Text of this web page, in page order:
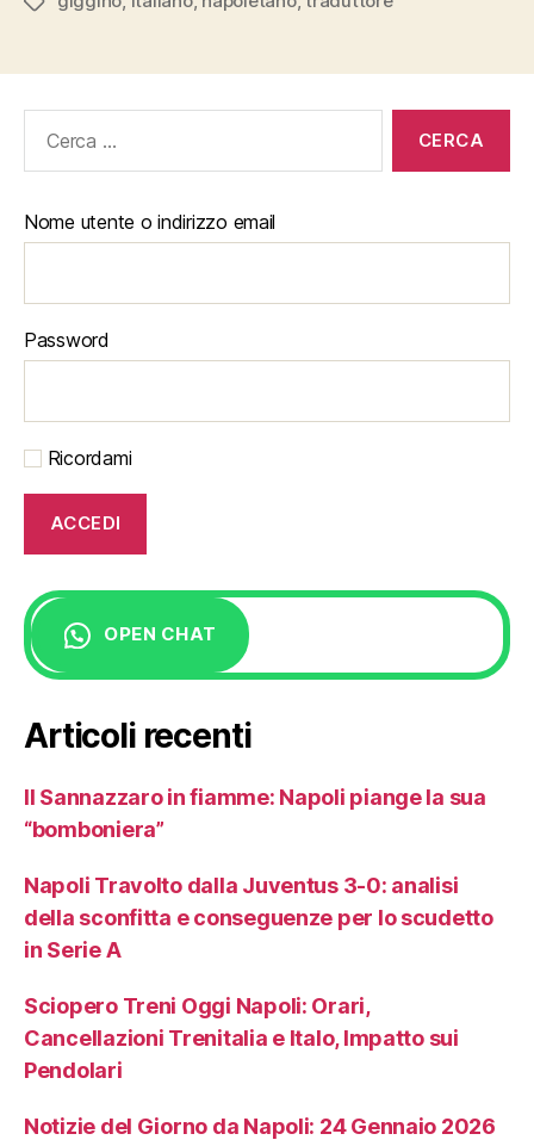
Nome utente o indirizzo email
Password
Ricordami
OPEN CHAT
Articoli recenti
Il Sannazzaro in fiamme: Napoli piange la sua
“bomboniera”
Napoli Travolto dalla Juventus 3-0: analisi
della sconfitta e conseguenze per lo scudetto
in Serie A
Sciopero Treni Oggi Napoli: Orari,
Cancellazioni Trenitalia e Italo, Impatto sui
Pendolari
Notizie del Giorno da Napoli: 24 Gennaio 2026